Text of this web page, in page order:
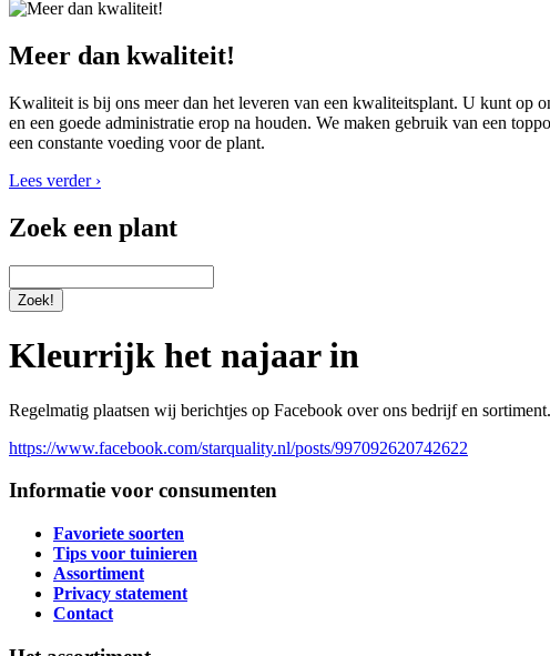
Meer dan kwaliteit!
Kwaliteit is bij ons meer dan het leveren van een kwaliteitsplant. U kunt op
en een goede administratie erop na houden. We maken gebruik van een
een constante voeding voor de plant.
Lees verder ›
Zoek een plant
Kleurrijk het najaar in
Regelmatig plaatsen wij berichtjes op Facebook over ons bedrijf en
https://www.facebook.com/starquality.nl/posts/997092620742622
Informatie voor consumenten
Favoriete soorten
Tips voor tuinieren
Assortiment
Privacy statement
Contact